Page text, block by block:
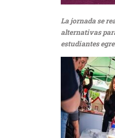
La jornada se
alternativas
estudiantes